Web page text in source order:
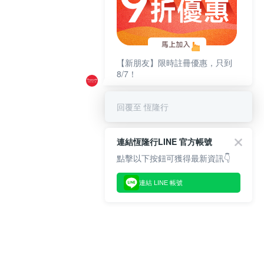
【新朋友】限時註冊優惠，只到
8/7！
回覆至 恆隆行
連結恆隆行LINE 官方帳號
點擊以下按鈕可獲得最新資訊👇
連結 LINE 帳號